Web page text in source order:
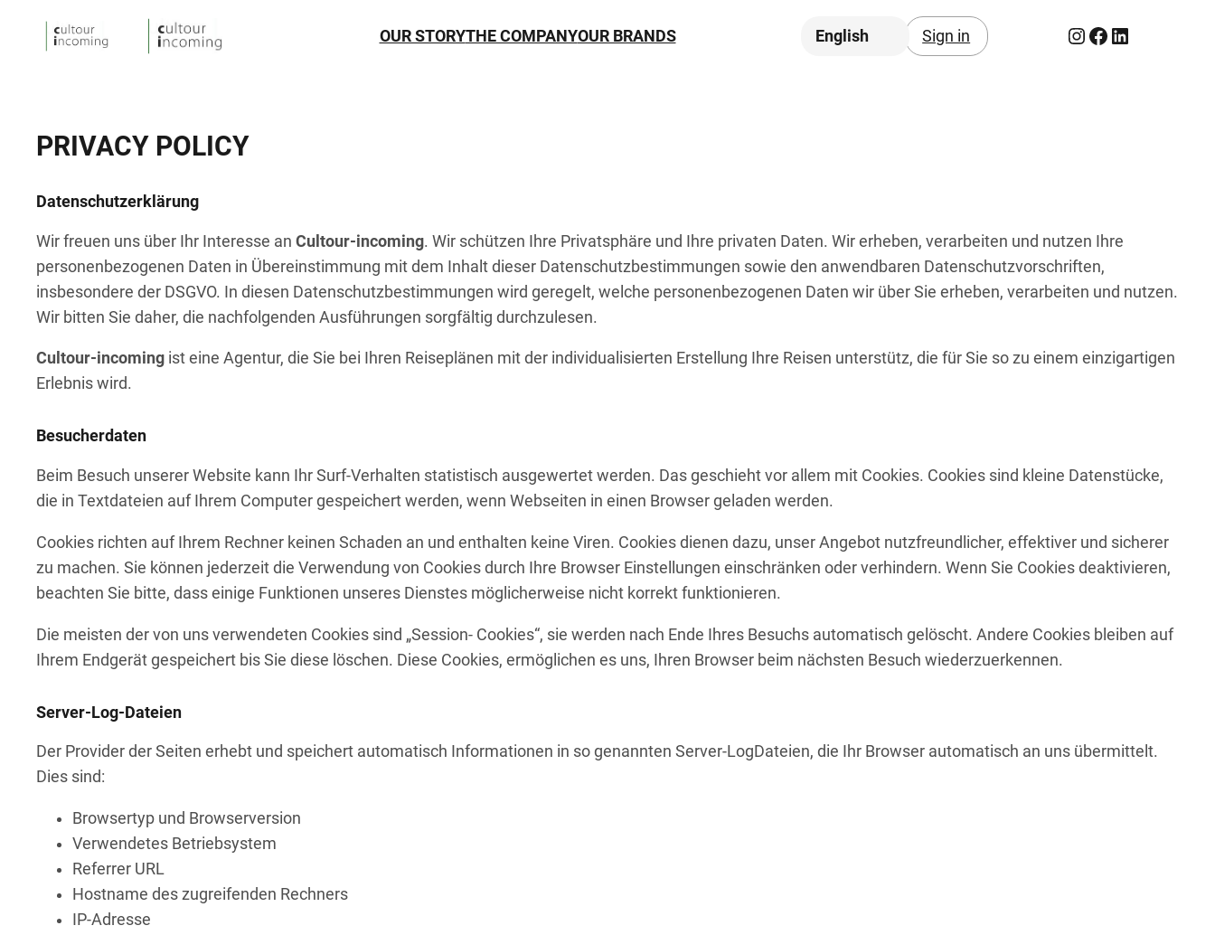
OUR STORYTHE COMPANYOUR BRANDS Sign in
English Instagram
Facebook
LinkedIn
PRIVACY POLICY
Datenschutzerklärung
Wir freuen uns über Ihr Interesse an Cultour-incoming. Wir schützen Ihre Privatsphäre und Ihre privaten Daten. Wir erheben, verarbeiten und nutzen Ihre
personenbezogenen Daten in Übereinstimmung mit dem Inhalt dieser Datenschutzbestimmungen sowie den anwendbaren Datenschutzvorschriften,
insbesondere der DSGVO. In diesen Datenschutzbestimmungen wird geregelt, welche personenbezogenen Daten wir über Sie erheben, verarbeiten und nutzen.
Wir bitten Sie daher, die nachfolgenden Ausführungen sorgfältig durchzulesen.
Cultour-incoming ist eine Agentur, die Sie bei Ihren Reiseplänen mit der individualisierten Erstellung Ihre Reisen unterstütz, die für Sie so zu einem einzigartigen
Erlebnis wird.
Besucherdaten
Beim Besuch unserer Website kann Ihr Surf-Verhalten statistisch ausgewertet werden. Das geschieht vor allem mit Cookies. Cookies sind kleine Datenstücke,
die in Textdateien auf Ihrem Computer gespeichert werden, wenn Webseiten in einen Browser geladen werden.
Cookies richten auf Ihrem Rechner keinen Schaden an und enthalten keine Viren. Cookies dienen dazu, unser Angebot nutzfreundlicher, effektiver und sicherer
zu machen. Sie können jederzeit die Verwendung von Cookies durch Ihre Browser Einstellungen einschränken oder verhindern. Wenn Sie Cookies deaktivieren,
beachten Sie bitte, dass einige Funktionen unseres Dienstes möglicherweise nicht korrekt funktionieren.
Die meisten der von uns verwendeten Cookies sind „Session- Cookies“, sie werden nach Ende Ihres Besuchs automatisch gelöscht. Andere Cookies bleiben auf
Ihrem Endgerät gespeichert bis Sie diese löschen. Diese Cookies, ermöglichen es uns, Ihren Browser beim nächsten Besuch wiederzuerkennen.
Server-Log-Dateien
Der Provider der Seiten erhebt und speichert automatisch Informationen in so genannten Server-LogDateien, die Ihr Browser automatisch an uns übermittelt.
Dies sind:
Browsertyp und Browserversion
Verwendetes Betriebsystem
Referrer URL
Hostname des zugreifenden Rechners
IP-Adresse